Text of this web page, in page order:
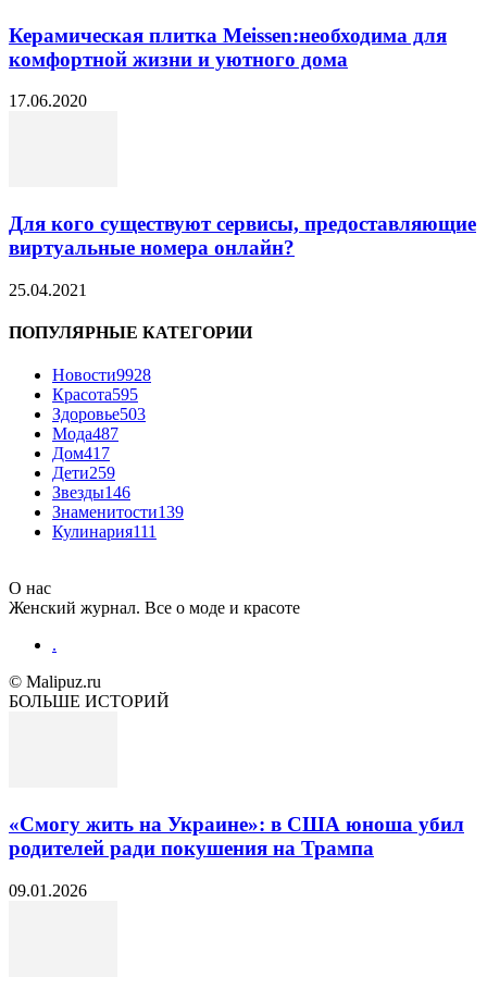
Керамическая плитка Meissen:необходима для
комфортной жизни и уютного дома
17.06.2020
Для кого существуют сервисы, предоставляющие
виртуальные номера онлайн?
25.04.2021
ПОПУЛЯРНЫЕ КАТЕГОРИИ
Новости9928
Красота595
Здоровье503
Мода487
Дом417
Дети259
Звезды146
Знаменитости139
Кулинария111
О нас
Женский журнал. Все о моде и красоте
.
© Malipuz.ru
БОЛЬШЕ ИСТОРИЙ
«Смогу жить на Украине»: в США юноша убил
родителей ради покушения на Трампа
09.01.2026